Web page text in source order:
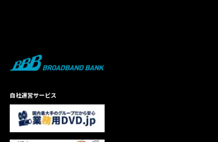
自社運営サービス